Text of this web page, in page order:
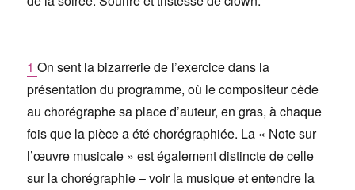
1On sent la bizarrerie de l’exercice dans la
présentation du programme, où le compositeur cède
au chorégraphe sa place d’auteur, en gras, à chaque
fois que la pièce a été chorégraphiée. La « Note sur
l’œuvre musicale » est également distincte de celle
sur la chorégraphie – voir la musique et entendre la